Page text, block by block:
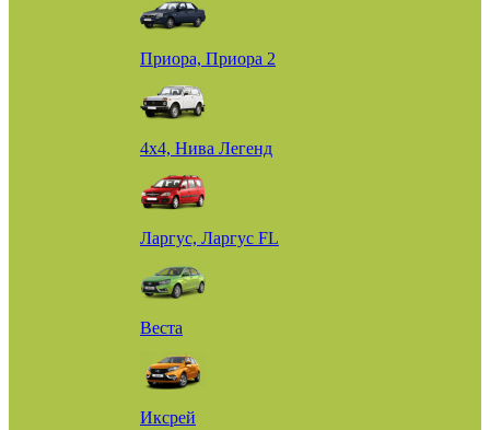
Приора, Приора 2
4х4, Нива Легенд
Ларгус, Ларгус FL
Веста
Иксрей